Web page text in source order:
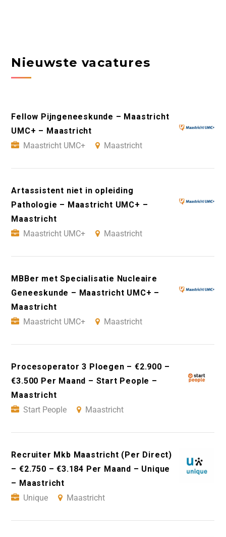
Nieuwste vacatures
Fellow Pijngeneeskunde – Maastricht
UMC+ – Maastricht
Maastricht UMC+
Maastricht
Artassistent niet in opleiding
Pathologie – Maastricht UMC+ –
Maastricht
Maastricht UMC+
Maastricht
MBBer met Specialisatie Nucleaire
Geneeskunde – Maastricht UMC+ –
Maastricht
Maastricht UMC+
Maastricht
Procesoperator 3 Ploegen – €2.900 –
€3.500 Per Maand – Start People –
Maastricht
Start People
Maastricht
Recruiter Mkb Maastricht (Per Direct)
– €2.750 – €3.184 Per Maand – Unique
– Maastricht
Unique
Maastricht